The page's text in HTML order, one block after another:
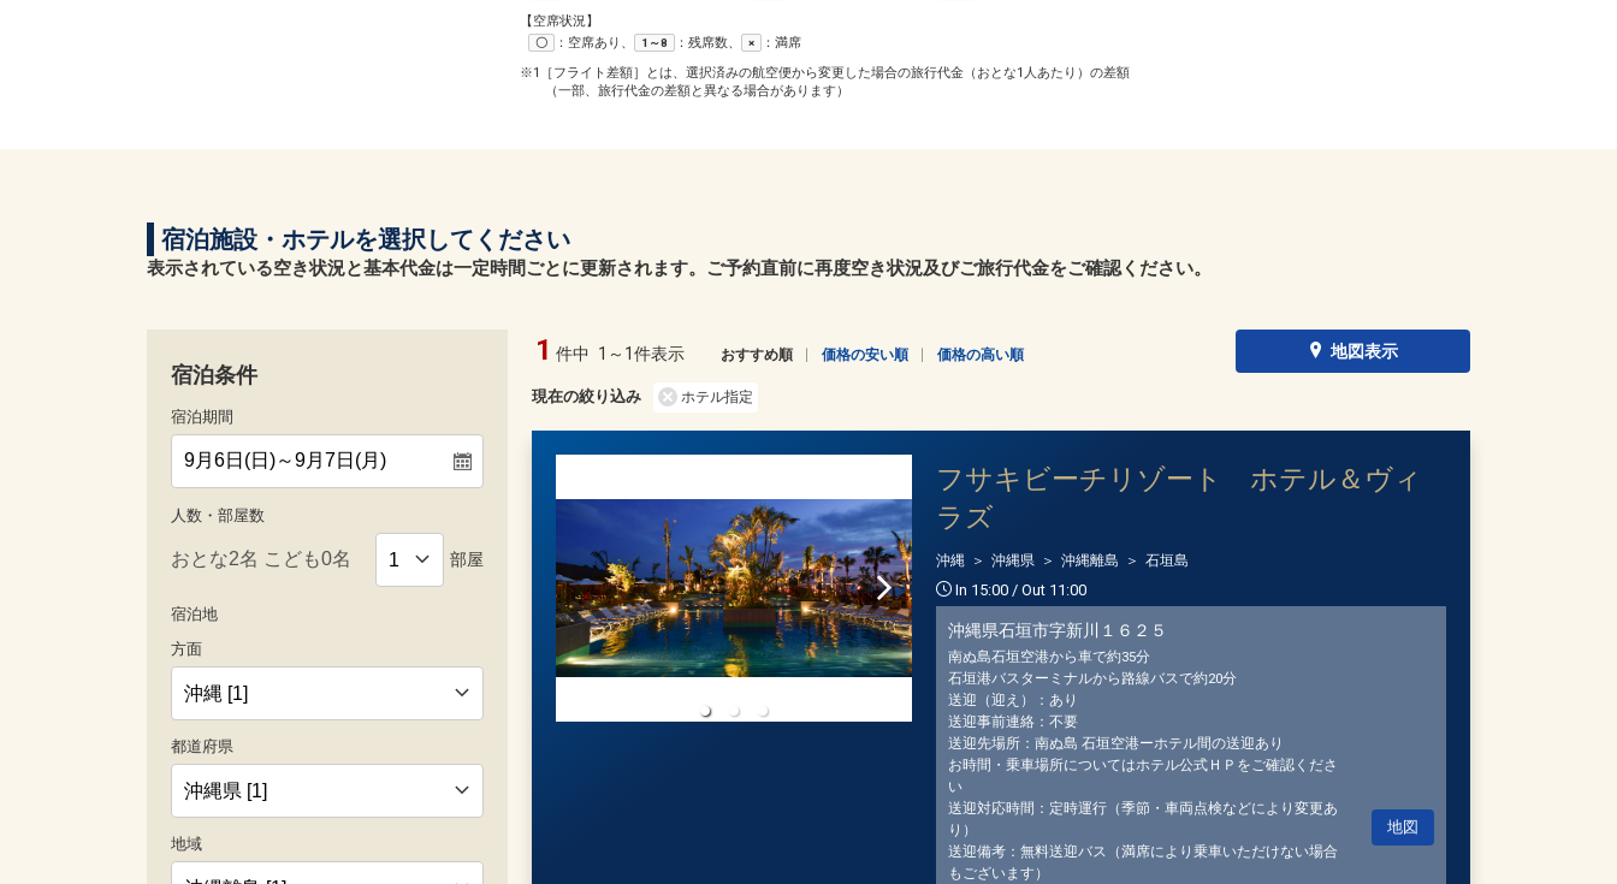
53便
乗継便あり
09:30
13:15
クラスJを利用する 2 +27,200円
乗継便あり
12:55
18:00
57便
乗継便あり
福岡
石垣
+35,400円
福岡
石垣
+35,400円
クラスJを利用する 2 +27,200円
【空席状況】
〇 ：空席あり、 1～8 ：残席数、 ×
：満席
※1［フライト差額］とは、選択済みの航空便から変更した場合の旅行代金（おとな1人あたり）の差額
（一部、旅行代金の差額と異なる場合があります）
宿泊施設・ホテルを選択してください
表示されている空き状況と基本代金は一定時間ごとに更新されます。ご予約直前に再度空き状況及びご旅行代金をご確認ください。
宿泊条件
宿泊期間
人数・部屋数
部屋
宿泊地
方面
都道府県
地域
地図表示
現在の絞り込み ホテル指定
1 件中 1～1件表示 おすすめ順 価格の安い順 価格の高い順
フサキビーチリゾート ホテル＆ヴィ
ラズ
沖縄 沖縄県 沖縄離島 石垣島
In 15:00 / Out 11:00
沖縄県石垣市字新川１６２５
南ぬ島石垣空港から車で約35分
石垣港バスターミナルから路線バスで約20分
送迎（迎え）：あり
送迎事前連絡：不要
送迎先場所：南ぬ島 石垣空港ーホテル間の送迎あり
お時間・乗車場所についてはホテル公式ＨＰをご確認くださ
い
送迎対応時間：定時運行（季節・車両点検などにより変更あ
り）
送迎備考：無料送迎バス（満席により乗車いただけない場合
もございます）
地図